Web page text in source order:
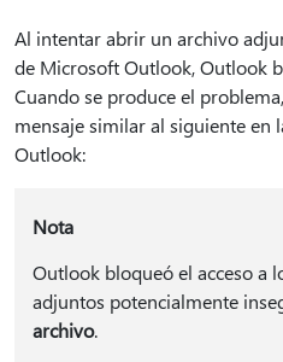
Al intentar abrir un archivo
de Microsoft Outlook, Outlook
Cuando se produce el
mensaje similar al siguiente en
Outlook:
Nota
Outlook bloqueó el acceso a
adjuntos potencialmente
archivo.